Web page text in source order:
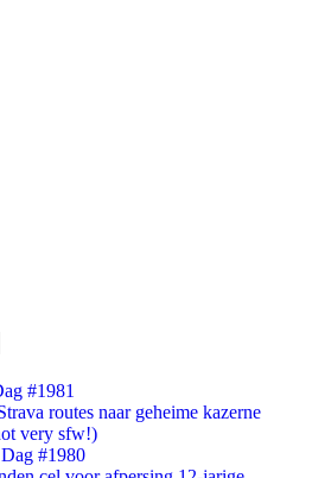
#1981
routes naar geheime kazerne
very sfw!)
#1980